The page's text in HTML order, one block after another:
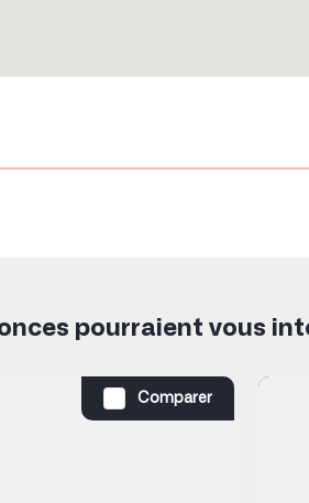
pourraient vous
Comparer